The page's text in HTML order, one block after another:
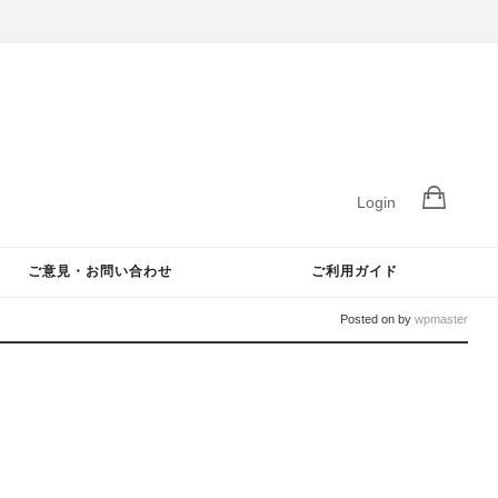
Login
ご意見・お問い合わせ ご利用ガイド
Posted on bywpmaster